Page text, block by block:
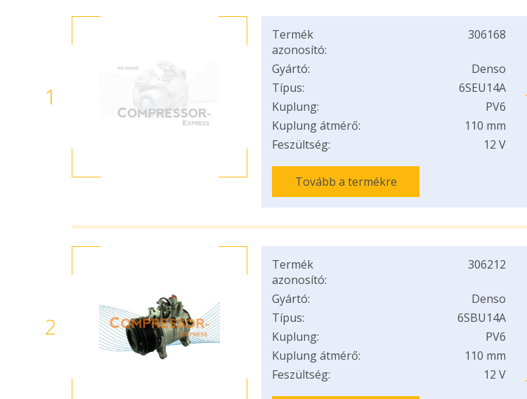
1
Termék
azonosító:
306168
Gyártó:
Denso
Típus:
6SEU14A
Kuplung:
PV6
Kuplung átmérő:
110 mm
Feszültség:
12 V
Tovább a termékre
2
Termék
azonosító:
306212
Gyártó:
Denso
Típus:
6SBU14A
Kuplung:
PV6
Kuplung átmérő:
110 mm
Feszültség:
12 V